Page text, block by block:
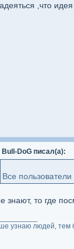
,что
Bull-DoG писал(а):
Все пользователи
знают, то где
узнаю людей,